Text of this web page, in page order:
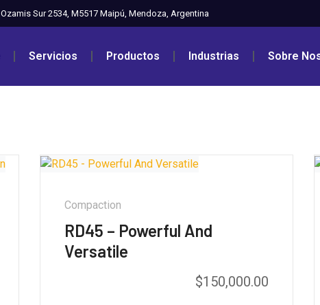
Ozamis Sur 2534, M5517 Maipú, Mendoza, Argentina
Servicios Productos Industrias Sobre
Compaction
RD45 – Powerful And
Versatile
$150,000.00